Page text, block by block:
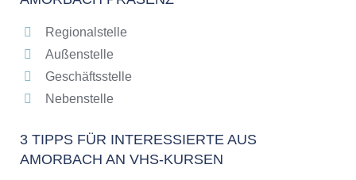
Regionalstelle
Außenstelle
Geschäftsstelle
Nebenstelle
3 TIPPS FÜR INTERESSIERTE AUS
AMORBACH AN VHS-KURSEN